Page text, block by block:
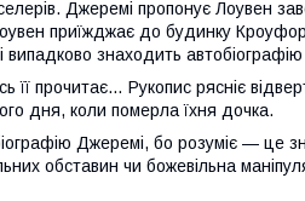
Джеремі пропонує Лоувен
приїжджає до будинку
випадково знаходить автобіографію
її прочитає… Рукопис рясніє
дня, коли померла їхня дочка.
Джеремі, бо розуміє — це
обставин чи божевільна